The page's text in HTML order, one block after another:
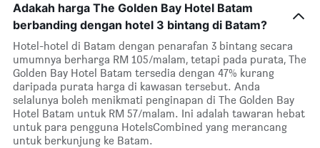
Adakah harga The Golden Bay Hotel Batam
berbanding dengan hotel 3 bintang di Batam?
Hotel-hotel di Batam dengan penarafan 3 bintang secara
umumnya berharga RM 105/malam, tetapi pada purata, The
Golden Bay Hotel Batam tersedia dengan 47% kurang
daripada purata harga di kawasan tersebut. Anda
selalunya boleh menikmati penginapan di The Golden Bay
Hotel Batam untuk RM 57/malam. Ini adalah tawaran hebat
untuk para pengguna HotelsCombined yang merancang
untuk berkunjung ke Batam.